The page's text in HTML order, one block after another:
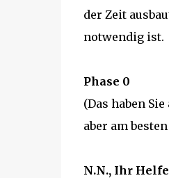
der Zeit
notwendig ist.
Phase 0
(Das haben
aber am
N.N., Ihr